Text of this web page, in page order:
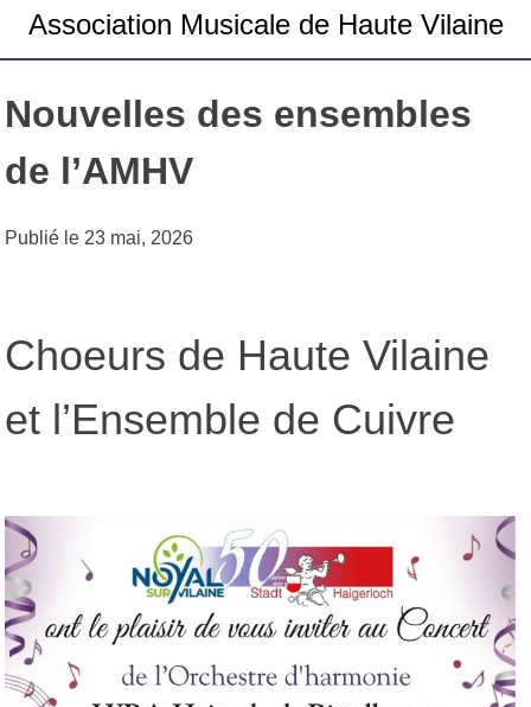
Association Musicale de Haute Vilaine
Nouvelles des ensembles
de l’AMHV
Publié le23 mai, 2026
Choeurs de Haute Vilaine
et l’Ensemble de Cuivre